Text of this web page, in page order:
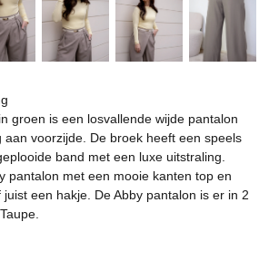
groen is een losvallende wijde pantalon
voorzijde. De broek heeft een speels
band met een luxe uitstraling.
pantalon met een mooie kanten top en
een hakje. De Abby pantalon is er in 2